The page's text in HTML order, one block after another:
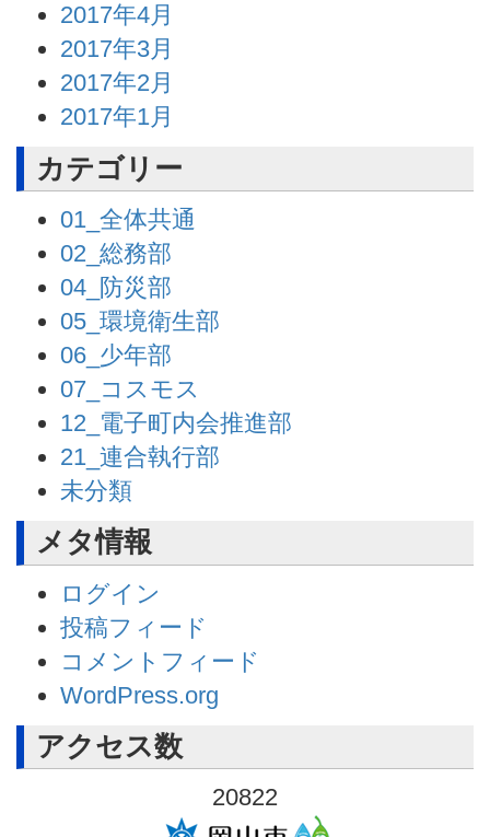
2017年4月
2017年3月
2017年2月
2017年1月
カテゴリー
01_全体共通
02_総務部
04_防災部
05_環境衛生部
06_少年部
07_コスモス
12_電子町内会推進部
21_連合執行部
未分類
メタ情報
ログイン
投稿フィード
コメントフィード
WordPress.org
アクセス数
20822